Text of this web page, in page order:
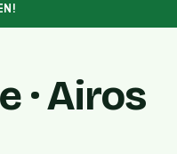
· Airos